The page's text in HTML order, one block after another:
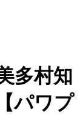
多村知
パワプ